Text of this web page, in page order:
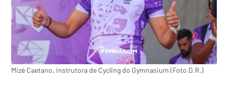
Mizé Caetano, instrutora de Cycling do Gymnasium (Foto D.R.)